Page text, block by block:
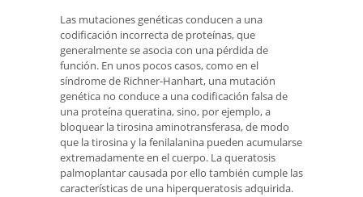
Las mutaciones genéticas conducen a una
codificación incorrecta de proteínas, que
generalmente se asocia con una pérdida de
función. En unos pocos casos, como en el
síndrome de Richner-Hanhart, una mutación
genética no conduce a una codificación falsa de
una proteína queratina, sino, por ejemplo, a
bloquear la tirosina aminotransferasa, de modo
que la tirosina y la fenilalanina pueden acumularse
extremadamente en el cuerpo. La queratosis
palmoplantar causada por ello también cumple las
características de una hiperqueratosis adquirida.